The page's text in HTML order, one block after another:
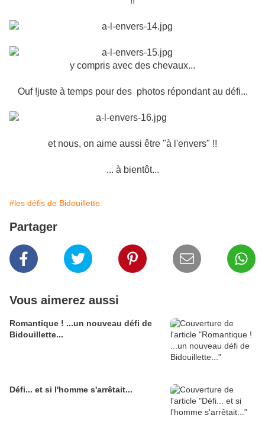
y compris avec des chevaux...
Ouf !juste à temps pour des photos répondant au défi...
et nous, on aime aussi être "à l'envers" !!
... à bientôt...
#les défis de Bidouillette
Partager
Vous aimerez aussi
Romantique ! ...un nouveau défi de
Bidouillette...
Défi... et si l'homme s'arrêtait...